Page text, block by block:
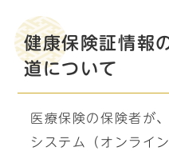
健康保険証情報
道について
医療保険の保険者が
システム（オンライ